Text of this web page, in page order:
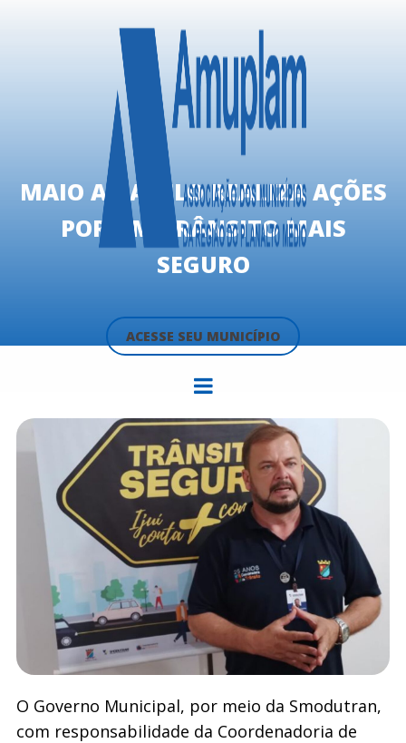
ACESSE SEU MUNICÍPIO
MAIO AMARELO REALIZA AÇÕES
POR UM TRÂNSITO MAIS
SEGURO
O Governo Municipal, por meio da Smodutran,
com responsabilidade da Coordenadoria de